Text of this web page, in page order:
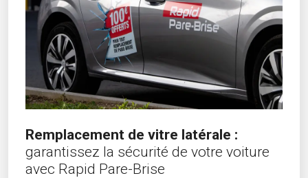
Remplacement de vitre latérale :
garantissez la sécurité de votre voiture
avec Rapid Pare-Brise